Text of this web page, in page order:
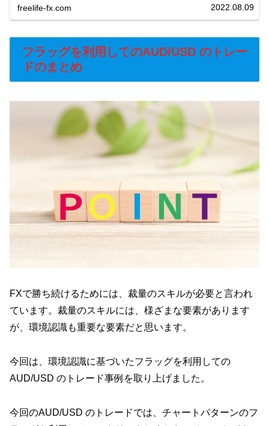
freelife-fx.com 2022.08.09
フラッグを利用してのAUD/USD のトレー
ドのまとめ
FXで勝ち続けるためには、裁量のスキルが必要と言われ
ています。裁量のスキルには、様ざまな要素があります
が、環境認識も重要な要素だと思います。
今回は、環境認識に基づいたフラッグを利用しての
AUD/USD のトレード事例を取り上げました。
今回のAUD/USD のトレードでは、チャートパターンのフ